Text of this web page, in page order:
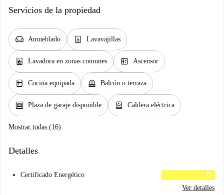
Servicios de la propiedad
chair Amueblado dishwasher_gen Lavavajillas
local_laundry_service Lavadora en zonas comunes elevator Ascensor
kitchen Cocina equipada balcony Balcón o terraza
garage Plaza de garaje disponible water_heater Caldera eléctrica
Mostrar todas (16)
Detalles
Certificado Energético
D
Ver detalles